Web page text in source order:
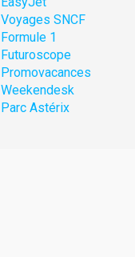
Voyages SNCF
Formule 1
Futuroscope
Promovacances
Weekendesk
Parc Astérix